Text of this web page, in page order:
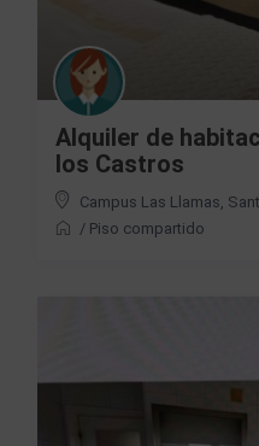
Alquiler de
los Castros
Campus Las Llamas
/ Piso compartido